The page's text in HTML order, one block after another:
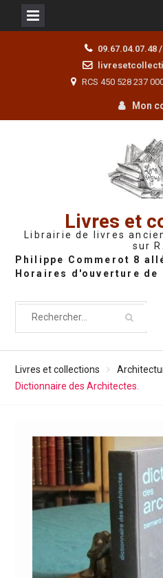
09.67.04.07.48
RCS 450 528 237
Mon
Livres et
Librairie de livres
sur
Livres et collections
Dictionnaire des Architectes.